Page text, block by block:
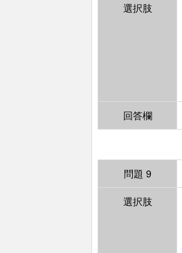
選択肢
回答欄
問題 9
選択肢